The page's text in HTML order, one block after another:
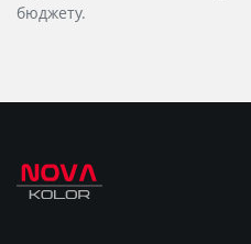
бюджету.